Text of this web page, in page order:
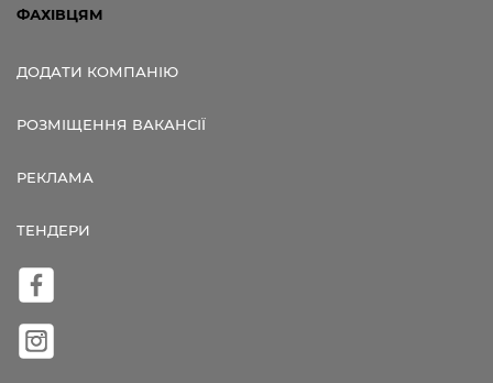
ФАХІВЦЯМ
ДОДАТИ КОМПАНІЮ
РОЗМІЩЕННЯ ВАКАНСІЇ
РЕКЛАМА
ТЕНДЕРИ